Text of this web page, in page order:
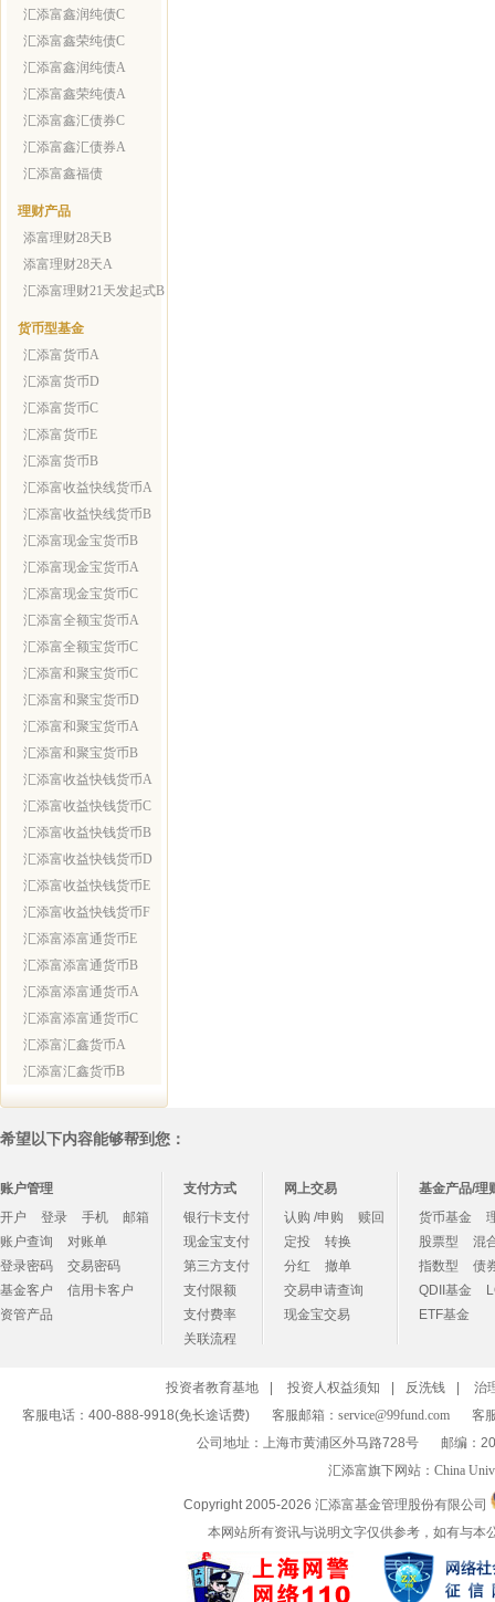
汇添富鑫润纯债C
汇添富鑫荣纯债C
汇添富鑫润纯债A
汇添富鑫荣纯债A
汇添富鑫汇债券C
汇添富鑫汇债券A
汇添富鑫福债
理财产品
添富理财28天B
添富理财28天A
汇添富理财21天发起式B
货币型基金
汇添富货币A
汇添富货币D
汇添富货币C
汇添富货币E
汇添富货币B
汇添富收益快线货币A
汇添富收益快线货币B
汇添富现金宝货币B
汇添富现金宝货币A
汇添富现金宝货币C
汇添富全额宝货币A
汇添富全额宝货币C
汇添富和聚宝货币C
汇添富和聚宝货币D
汇添富和聚宝货币A
汇添富和聚宝货币B
汇添富收益快钱货币A
汇添富收益快钱货币C
汇添富收益快钱货币B
汇添富收益快钱货币D
汇添富收益快钱货币E
汇添富收益快钱货币F
汇添富添富通货币E
汇添富添富通货币B
汇添富添富通货币A
汇添富添富通货币C
汇添富汇鑫货币A
汇添富汇鑫货币B
希望以下内容能够帮到您：
账户管理
开户
登录 手机
邮箱
账户查询
对账单
登录密码
交易密码
基金客户
信用卡客户
资管产品
支付方式
银行卡支付
现金宝支付
第三方支付
支付限额
支付费率
关联流程
网上交易
认购 /申购
赎回
定投
转换
分红
撤单
交易申请查询
现金宝交易
基金产品/理
货币基金
股票型
混
指数型
债
QDII基金
ETF基金
投资者教育基地 投资人权益须知 反洗钱
治
客服电话：400-888-9918(免长途话费)
客服邮箱： service@99fund.com
客
公司地址：上海市黄浦区外马路728号
邮编：
汇添富旗下网站： China
Copyright 2005-2026 汇添富基金管理股份有限公司
本网站所有资讯与说明文字仅供参考，如有与本